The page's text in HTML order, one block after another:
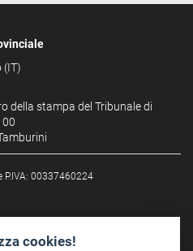
(IT)
della stampa del Tribunale di
P.IVA: 00337460224
cookies!